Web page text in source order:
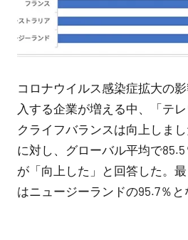
コロナウイルス感染症拡大の
入する企業が増える中、「テ
クライフバランスは向上しま
に対し、グローバル平均で
が「向上した」と回答した。
はニュージーランドの95.7％と